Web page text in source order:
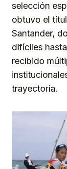
selección
obtuvo el
Santander,
difíciles
recibido
trayectoria.